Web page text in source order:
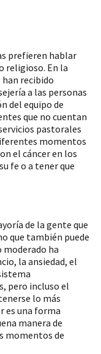
prefieren hablar
religioso. En la
recibido
a las personas
del equipo de
que no cuentan
pastorales
momentos
el cáncer en los
fe o a tener que
de la gente que
que también puede
moderado ha
la ansiedad, el
pero incluso el
lo más
es una forma
manera de
momentos de